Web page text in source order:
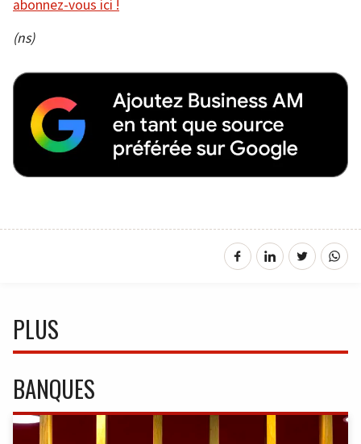
abonnez-vous ici !
(ns)
PLUS
BANQUES